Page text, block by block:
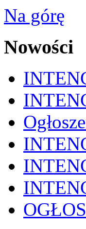
Na górę
Nowości